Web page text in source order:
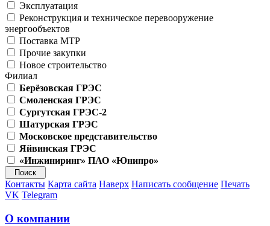
Эксплуатация
Реконструкция и техническое перевооружение
энергообъектов
Поставка МТР
Прочие закупки
Новое строительство
Филиал
Берёзовская ГРЭС
Смоленская ГРЭС
Сургутская ГРЭС-2
Шатурская ГРЭС
Московское представительство
Яйвинская ГРЭС
«Инжиниринг» ПАО «Юнипро»
Контакты Карта сайта Наверх Написать сообщение Печать
VK Telegram
О компании